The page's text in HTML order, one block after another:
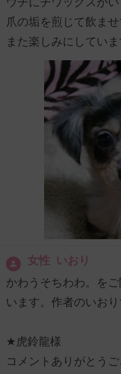
爪の垢を煎じて飲ま
また楽しみにしていま
女性 いおり
かわうそちわわ。を
います。作者のいおり
★虎鈴龍様
コメントありがとう